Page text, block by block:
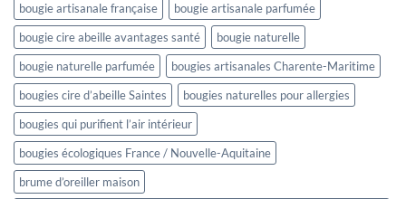
bougie artisanale française
bougie artisanale parfumée
bougie cire abeille avantages santé
bougie naturelle
bougie naturelle parfumée
bougies artisanales Charente-Maritime
bougies cire d’abeille Saintes
bougies naturelles pour allergies
bougies qui purifient l’air intérieur
bougies écologiques France / Nouvelle-Aquitaine
brume d’oreiller maison